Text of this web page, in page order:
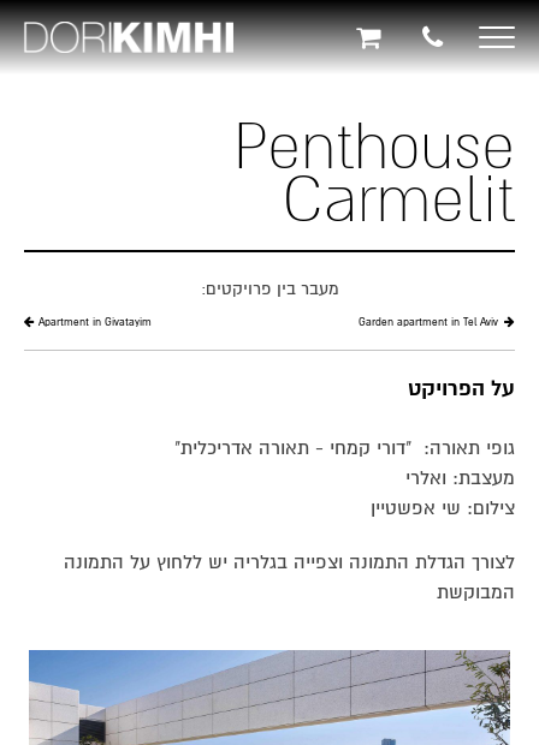
תפריט
נגישות
תפריט
ראשי
תוכן
ראשיToggle
navigation
Penthouse
Carmelit
מעבר בין פרויקטים:
Apartment in Givatayim Garden apartment in Tel Aviv
על הפרויקט
גופי תאורה: "דורי קמחי - תאורה אדריכלית"
מעצבת: ואלרי
צילום: שי אפשטיין
לצורך הגדלת התמונה וצפייה בגלריה יש ללחוץ על התמונה
המבוקשת